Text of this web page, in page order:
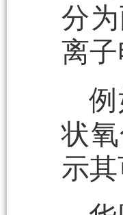
分
离
状
示